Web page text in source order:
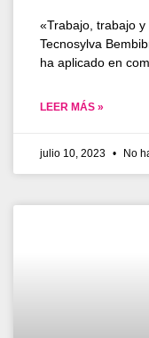
«Trabajo, trabajo
Tecnosylva
ha aplicado en
LEER MÁS »
julio 10, 2023 No